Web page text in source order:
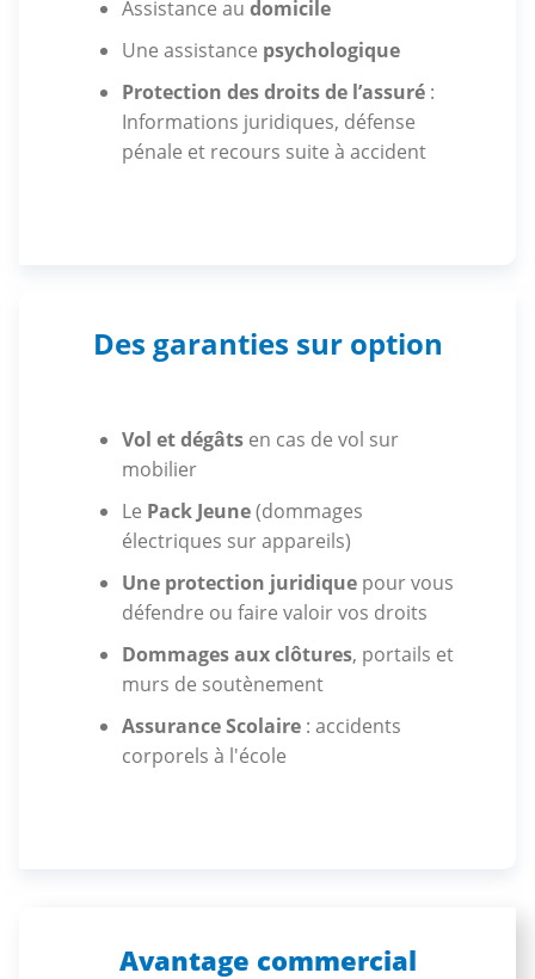
Assistance au domicile
Une assistance psychologique
Protection des droits de l’assuré:
Informations juridiques, défense
pénale et recours suite à accident
Des garanties sur option
Vol et dégâtsen cas de vol sur
mobilier
Le Pack Jeune(dommages
électriques sur appareils)
Une protection juridique pour vous
défendre ou faire valoir vos droits
Dommages aux clôtures, portails et
murs de soutènement
Assurance Scolaire: accidents
corporels à l'école
Avantage commercial